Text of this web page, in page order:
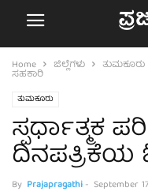
Home ಜಿಲ್ಲೆಗಳು ತುಮಕೂರು
ಸಹಕಾರಿ
ತುಮಕೂರು
ಸ್ಪರ್ಧಾತ್ಮಕ
ದಿನಪತ್ರಿಕೆಯ
By Prajapragathi- September